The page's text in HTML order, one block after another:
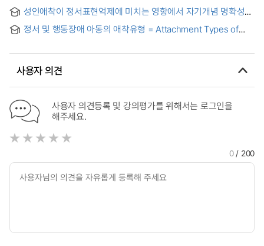
성인애착이 정서표현억제에 미치는 영향에서 자기개념 명확성과
Attachment on Inhibition of Emotional Expression :
Perfectionistic Self-presentation
정서 및 행동장애 아동의 애착유형 = Attachment Types of
사용자 의견
사용자 의견등록 및 강의평가를 위해서는 로그인을
해주세요.
0/ 200